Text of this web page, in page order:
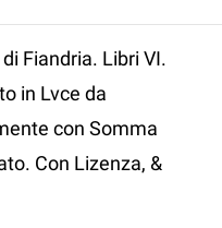
Fiandria. Libri VI.
in Lvce da
con Somma
Con Lizenza, &